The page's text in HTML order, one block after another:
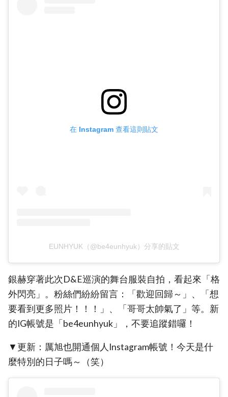
在 Instagram 查看這則貼文
EUNHYUK（@be4eunhyuk）分享的貼文
銀赫穿著此次D&E巡演的舞台服裝自拍，看起來「格
外閃亮」。粉絲們紛紛留言：「歡迎回歸～」、「想
要看到更多照片！！！」、「哥哥太帥氣了」等。新
的IG帳號是「be4eunhyuk」，不要追蹤錯囉！
▼更新：厲旭也開通個人Instagram帳號！今天是什
麼特別的日子嗎～（笑）